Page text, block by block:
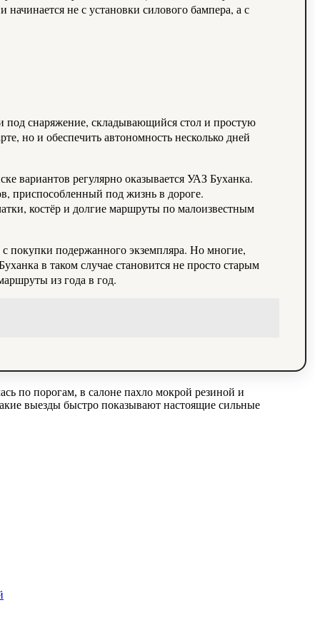
не с установки силового бампера, а с
под снаряжение, складывающийся стол и простую
но и обеспечить автономность несколько дней
вариантов регулярно оказывается УАЗ Буханка.
приспособленный под жизнь в дороге.
костёр и долгие маршруты по малоизвестным
покупки подержанного экземпляра. Но многие,
в таком случае становится не просто старым
из года в год.
по порогам, в салоне пахло мокрой резиной и
выезды быстро показывают настоящие сильные